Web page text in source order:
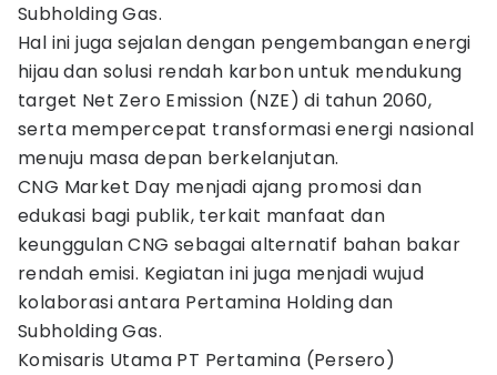
Subholding Gas.
Hal ini juga sejalan dengan pengembangan energi
hijau dan solusi rendah karbon untuk mendukung
target Net Zero Emission (NZE) di tahun 2060,
serta mempercepat transformasi energi nasional
menuju masa depan berkelanjutan.
CNG Market Day menjadi ajang promosi dan
edukasi bagi publik, terkait manfaat dan
keunggulan CNG sebagai alternatif bahan bakar
rendah emisi. Kegiatan ini juga menjadi wujud
kolaborasi antara Pertamina Holding dan
Subholding Gas.
Komisaris Utama PT Pertamina (Persero)